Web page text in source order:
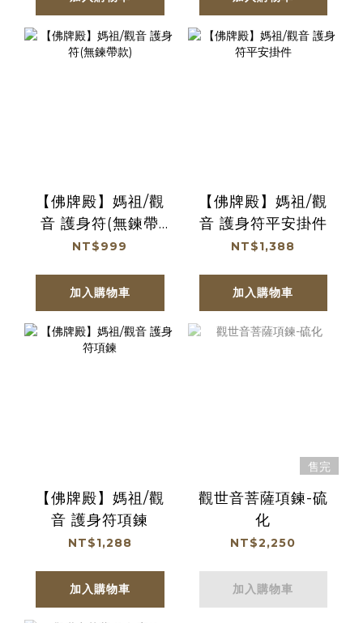
免運及滿額贈優惠)
參加免運及滿額贈
優惠)
【佛牌殿】媽祖/觀
音 護身符(無鍊帶
款)
NT$999
加入購物車
【佛牌殿】媽祖/觀
音 護身符平安掛件
NT$1,388
加入購物車
【佛牌殿】媽祖/觀
音 護身符項鍊
NT$1,288
加入購物車
售完
觀世音菩薩項鍊-硫
化
NT$2,250
加入購物車